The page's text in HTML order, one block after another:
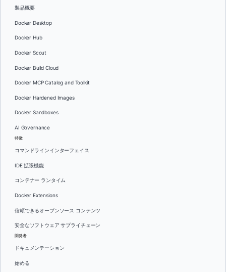
製品概要
Docker Desktop
Docker Hub
Docker Scout
Docker Build Cloud
Docker MCP Catalog and Toolkit
Docker Hardened Images
Docker Sandboxes
AI Governance
特徴
コマンドラインインターフェイス
IDE 拡張機能
コンテナー ランタイム
Docker Extensions
信頼できるオープンソース コンテンツ
安全なソフトウェア サプライチェーン
開発者
ドキュメンテーション
始める